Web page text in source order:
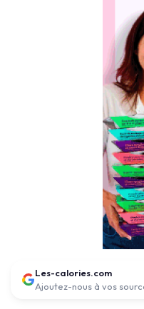
Les-calories.com
Ajoutez-nous à vos